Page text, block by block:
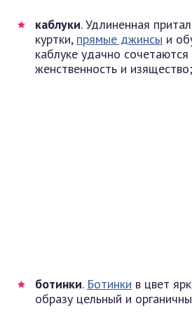
каблуки. Удлиненная
куртки, прямые джинсы и
каблуке удачно
женственность и изящество;
ботинки. Ботинки в цвет
образу цельный и